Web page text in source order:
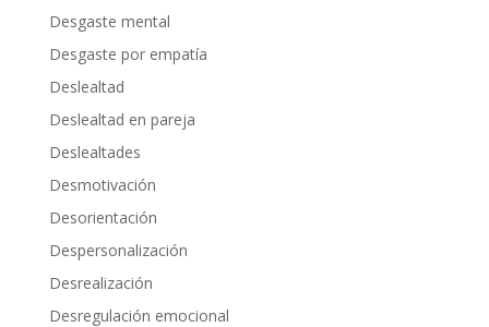
Desgaste mental
Desgaste por empatía
Deslealtad
Deslealtad en pareja
Deslealtades
Desmotivación
Desorientación
Despersonalización
Desrealización
Desregulación emocional